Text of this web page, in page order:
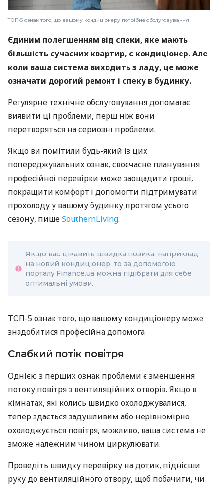
ТОП-5 ознак того, що вашому кондиціонеру потрібне обслуговування
Єдиним полегшенням від спеки, яке мають
більшість сучасних квартир, є кондиціонер. Але
коли ваша система виходить з ладу, це може
означати дорогий ремонт і спеку в будинку.
Регулярне технічне обслуговування допомагає
виявити ці проблеми, перш ніж вони
перетворяться на серйозні проблеми.
Якщо ви помітили будь-який із цих
попереджувальних ознак, своєчасне планування
професійної перевірки може заощадити гроші,
покращити комфорт і допомогти підтримувати
прохолоду у вашому будинку протягом усього
сезону, пишеSouthernLiving.
Якщо вас цікавить швидка позика, наприклад
на новий кондиціонер, то за допомогою
порталу Finance.ua можна підібрати для себе
оптимальні умови.
ТОП-5 ознак того, що вашому кондиціонеру може
знадобитися професійна допомога.
Слабкий потік повітря
Однією з перших ознак проблеми є зменшення
потоку повітря з вентиляційних отворів. Якщо в
кімнатах, які колись швидко охолоджувалися,
тепер здається задушливим або нерівномірно
охолоджується повітря, можливо, ваша система не
зможе належним чином циркулювати.
Проведіть швидку перевірку на дотик, піднісши
руку до вентиляційного отвору, щоб побачити, чи